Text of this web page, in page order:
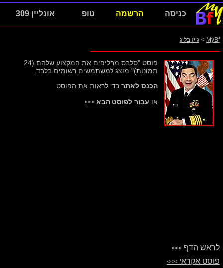
כניסה הרשמה טופ אונליין 309
MyBf
> גייז בלוג
פוסט "סלבס מחליפים את המקצוע שלהם (24
תמונות)" מוצג למשתמשים רשומים בלבד.
הכנס לאתר כדי לראות את הפוסט
או עבור לפוסט הבא >>>
לראש הדף >>>
פוסט אקראי >>>